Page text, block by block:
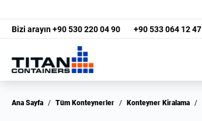
Bizi arayın+90 530 220 04 90 +90 533 064 12 47
Ana Sayfa / Tüm Konteynerler / Konteyner Kiralama /